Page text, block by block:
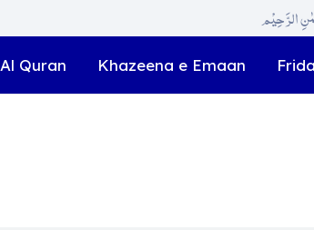
الرَّحِیْم
Al Quran Khazeena e Emaan